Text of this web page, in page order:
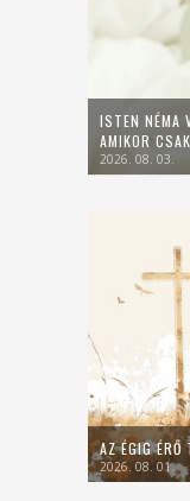
ISTEN NÉMA
AMIKOR
2026. 08. 03.
AZ ÉGIG ÉRŐ
2026. 08. 01.